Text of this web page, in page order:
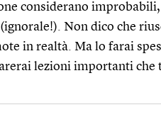
considerano
Non dico che
in realtà. Ma lo farai
lezioni importanti